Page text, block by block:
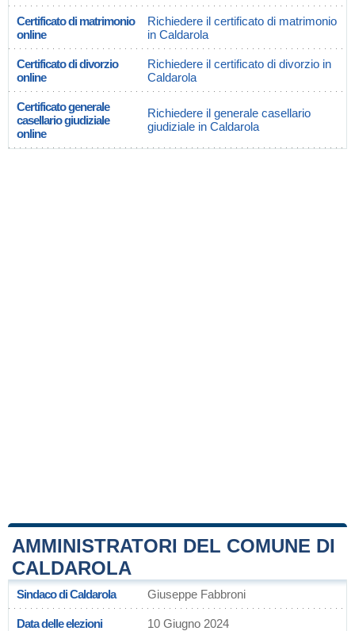
Certificato di matrimonio
online
Richiedere il certificato di matrimonio
in Caldarola
Certificato di divorzio
online
Richiedere il certificato di divorzio in
Caldarola
Certificato generale
casellario giudiziale
online
Richiedere il generale casellario
giudiziale in Caldarola
AMMINISTRATORI DEL COMUNE DI
CALDAROLA
Sindaco di Caldarola Giuseppe Fabbroni
Data delle elezioni 10 Giugno 2024